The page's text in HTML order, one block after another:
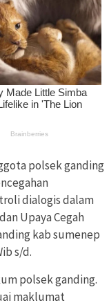
polsek ganding
dialogis dalam
Upaya Cegah
kab sumenep
s/d.
polsek ganding.
maklumat